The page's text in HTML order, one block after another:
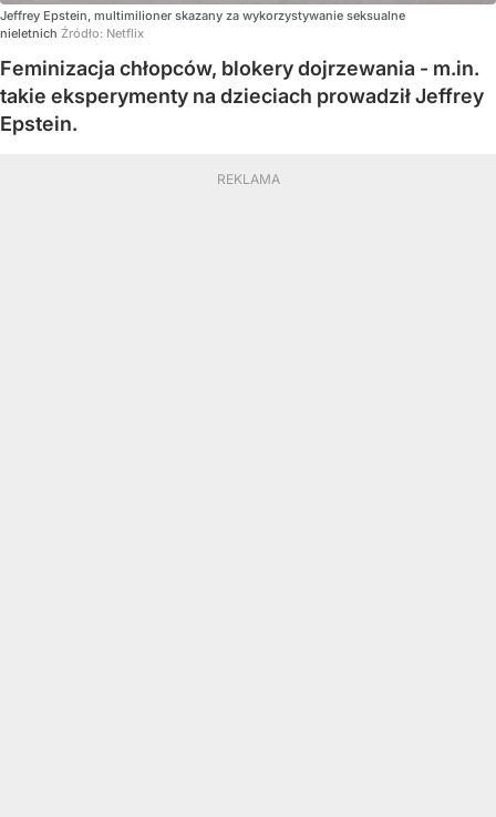
Jeffrey Epstein, multimilioner skazany za wykorzystywanie seksualne
nieletnich Źródło: Netflix
Feminizacja chłopców, blokery dojrzewania - m.in.
takie eksperymenty na dzieciach prowadził Jeffrey
Epstein.